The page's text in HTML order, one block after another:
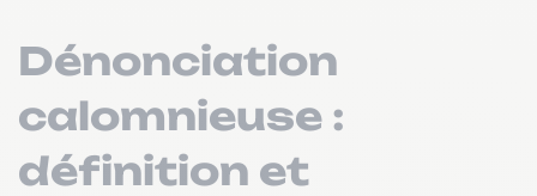
Dénonciation
calomnieuse :
définition et